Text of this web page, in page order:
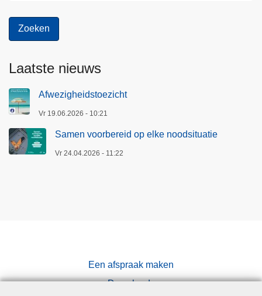
Laatste nieuws
Afwezigheidstoezicht
Vr 19.06.2026 - 10:21
Samen voorbereid op elke noodsituatie
Vr 24.04.2026 - 11:22
Een afspraak maken
Downloads